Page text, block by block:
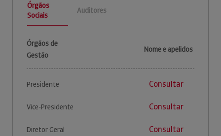
Órgãos
Sociais
Auditores
Órgãos de
Gestão
Nome e apelidos
Presidente Consultar
Vice-Presidente Consultar
Diretor Geral Consultar